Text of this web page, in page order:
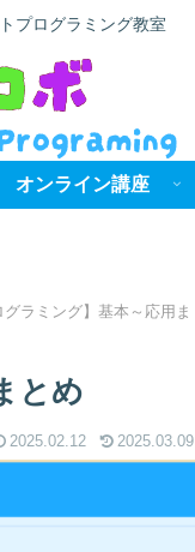
プログラミング教室
オンライン講座
グラミング】基本～応用ま
とめ
2025.02.12 2025.03.09